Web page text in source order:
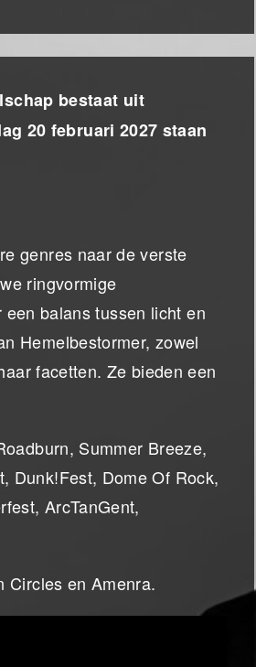
bestaat uit
20 februari 2027 staan
genres naar de verste
ringvormige
balans tussen licht en
Hemelbestormer, zowel
facetten. Ze bieden een
Summer Breeze,
Dunk!Fest, Dome Of Rock,
ArcTanGent,
Circles en Amenra.